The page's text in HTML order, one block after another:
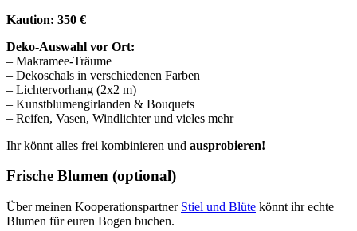
Kaution: 350 €
Deko-Auswahl vor Ort:
– Makramee-Träume
– Dekoschals in verschiedenen Farben
– Lichtervorhang (2x2 m)
– Kunstblumengirlanden & Bouquets
– Reifen, Vasen, Windlichter und vieles mehr
Ihr könnt alles frei kombinieren und ausprobieren!
Frische Blumen (optional)
Über meinen Kooperationspartner Stiel und Blüte könnt ihr echte
Blumen für euren Bogen buchen.